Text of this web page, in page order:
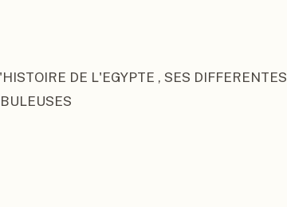
DE L'EGYPTE , SES DIFFERENTES